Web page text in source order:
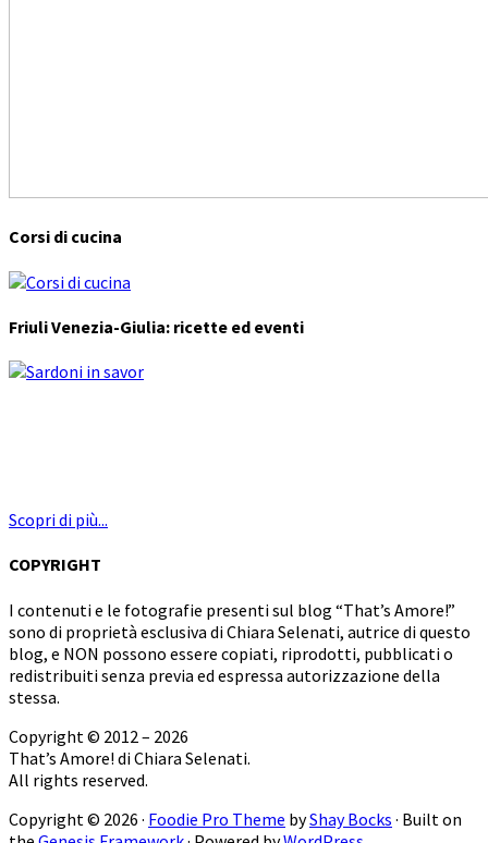
Corsi di cucina
Friuli Venezia-Giulia: ricette ed eventi
Scopri di più...
COPYRIGHT
I contenuti e le fotografie presenti sul blog “That’s Amore!”
sono di proprietà esclusiva di Chiara Selenati, autrice di questo
blog, e NON possono essere copiati, riprodotti, pubblicati o
redistribuiti senza previa ed espressa autorizzazione della
stessa.
Copyright © 2012 – 2026
That’s Amore! di Chiara Selenati.
All rights reserved.
Copyright © 2026 · Foodie Pro Theme byShay Bocks · Built on